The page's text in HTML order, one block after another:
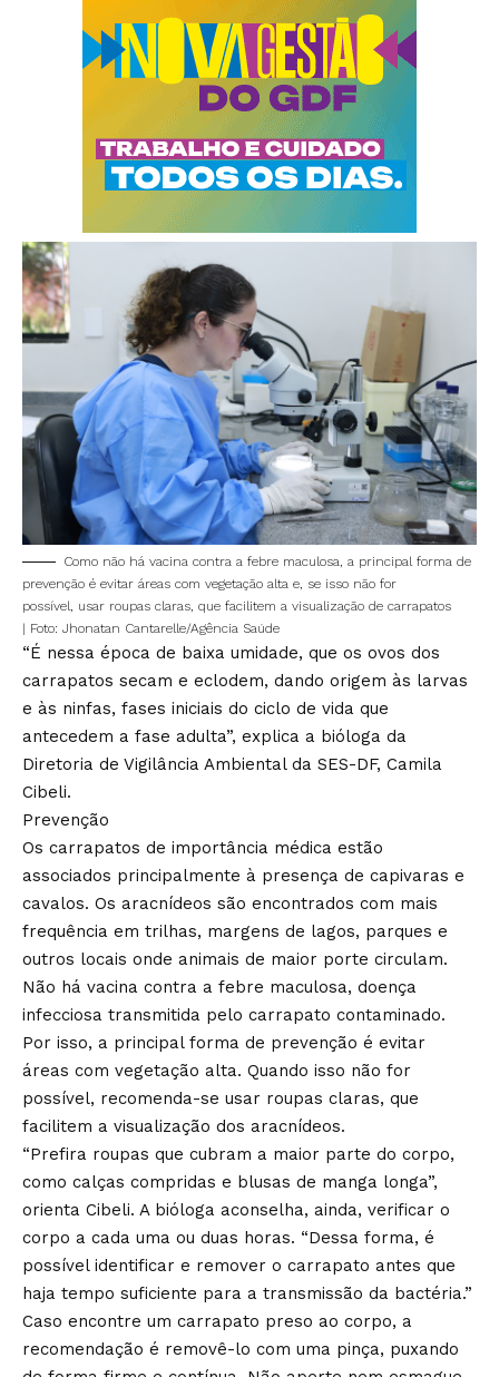
Como não há vacina contra a febre maculosa, a principal forma de
prevenção é evitar áreas com vegetação alta e, se isso não for
possível, usar roupas claras, que facilitem a visualização de carrapatos
| Foto: Jhonatan Cantarelle/Agência Saúde
“É nessa época de baixa umidade, que os ovos dos
carrapatos secam e eclodem, dando origem às larvas
e às ninfas, fases iniciais do ciclo de vida que
antecedem a fase adulta”, explica a bióloga da
Diretoria de Vigilância Ambiental da SES-DF, Camila
Cibeli.
Prevenção
Os carrapatos de importância médica estão
associados principalmente à presença de capivaras e
cavalos. Os aracnídeos são encontrados com mais
frequência em trilhas, margens de lagos, parques e
outros locais onde animais de maior porte circulam.
Não há vacina contra a febre maculosa, doença
infecciosa transmitida pelo carrapato contaminado.
Por isso, a principal forma de prevenção é evitar
áreas com vegetação alta. Quando isso não for
possível, recomenda-se usar roupas claras, que
facilitem a visualização dos aracnídeos.
“Prefira roupas que cubram a maior parte do corpo,
como calças compridas e blusas de manga longa”,
orienta Cibeli. A bióloga aconselha, ainda, verificar o
corpo a cada uma ou duas horas. “Dessa forma, é
possível identificar e remover o carrapato antes que
haja tempo suficiente para a transmissão da bactéria.”
Caso encontre um carrapato preso ao corpo, a
recomendação é removê-lo com uma pinça, puxando